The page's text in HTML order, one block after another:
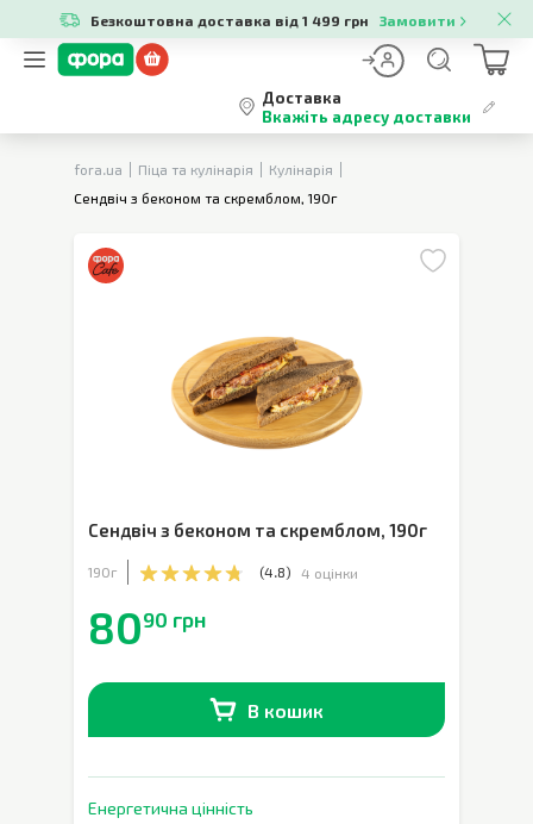
Безкоштовна доставка від 1 499 грн Замовити
Доставка
Вкажіть адресу доставки
fora.ua Піца та кулінарія
Кулінарія
Сендвіч з беконом та скремблом, 190г
Сендвіч з беконом та скремблом, 190г
190г (4.8) 4 оцінки
8090 грн
В кошик
Енергетична цінність